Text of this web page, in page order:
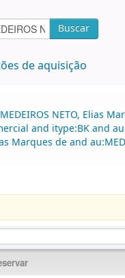
Buscar
de aquisição
NETO, Elias
and itype:BK and
Marques de and